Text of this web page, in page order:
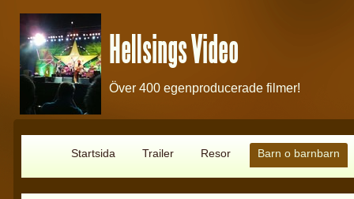
Hellsings Video
Över 400 egenproducerade filmer!
Startsida Trailer Resor Barn o barnbarn